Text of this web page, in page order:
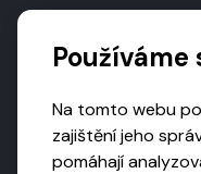
Na tomto webu
zajištění jeho
pomáhají